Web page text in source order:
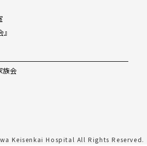
族会
Keisenkai Hospital All Rights Reserved.